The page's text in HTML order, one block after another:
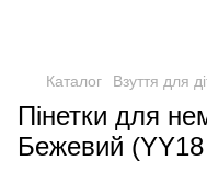
Каталог Взуття для
Пінетки для
Бежевий